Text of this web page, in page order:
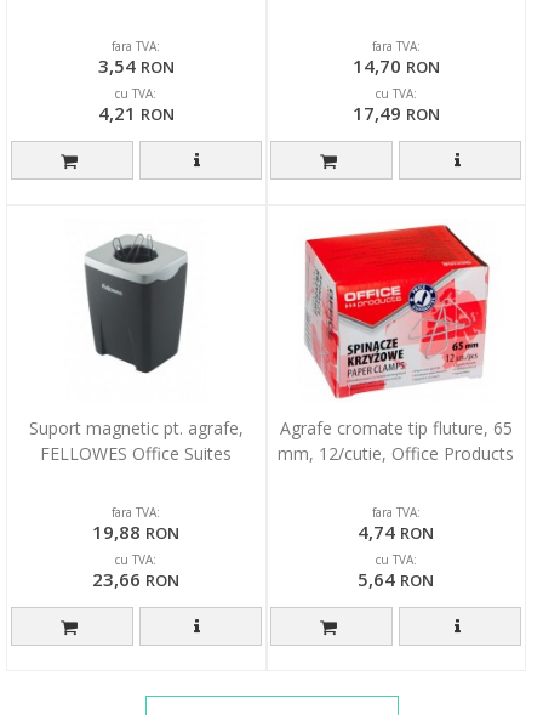
fara TVA:
3,54 RON
cu TVA:
4,21 RON
fara TVA:
14,70 RON
cu TVA:
17,49 RON
Suport magnetic pt. agrafe,
FELLOWES Office Suites
fara TVA:
19,88 RON
cu TVA:
23,66 RON
Agrafe cromate tip fluture, 65
mm, 12/cutie, Office Products
fara TVA:
4,74 RON
cu TVA:
5,64 RON